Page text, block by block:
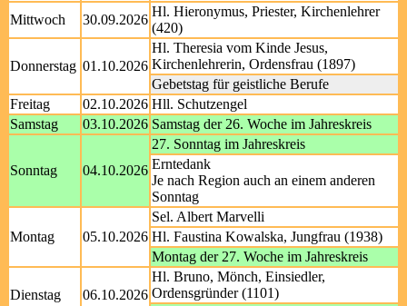
Mittwoch
30.09.2026
Hl. Hieronymus, Priester, Kirchenlehrer
(420)
Donnerstag 01.10.2026
Hl. Theresia vom Kinde Jesus,
Kirchenlehrerin, Ordensfrau (1897)
Gebetstag für geistliche Berufe
Freitag
02.10.2026 Hll. Schutzengel
Samstag
03.10.2026 Samstag der 26. Woche im Jahreskreis
Sonntag 04.10.2026
27. Sonntag im Jahreskreis
Erntedank
Je nach Region auch an einem anderen
Sonntag
Montag 05.10.2026
Sel. Albert Marvelli
Hl. Faustina Kowalska, Jungfrau (1938)
Montag der 27. Woche im Jahreskreis
Dienstag 06.10.2026
Hl. Bruno, Mönch, Einsiedler,
Ordensgründer (1101)